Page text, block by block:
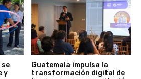
se
y
Guatemala impulsa la
transformación digital de